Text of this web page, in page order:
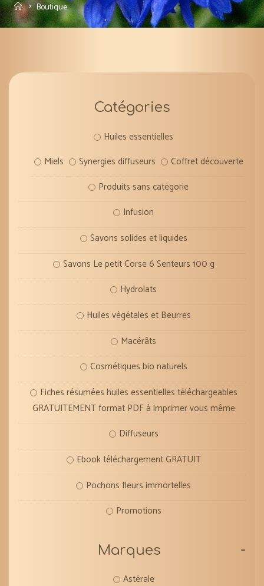
Accueil
Boutique
Catégories
Huiles essentielles
Miels
Synergies diffuseurs
Coffret découverte
Produits sans catégorie
Infusion
Savons solides et liquides
Savons Le petit Corse 6 Senteurs 100 g
Hydrolats
Huiles végétales et Beurres
Macérâts
Cosmétiques bio naturels
Fiches résumées huiles essentielles téléchargeables
GRATUITEMENT format PDF à imprimer vous même
Diffuseurs
Ebook téléchargement GRATUIT
Pochons fleurs immortelles
Promotions
Marques -
Astérale